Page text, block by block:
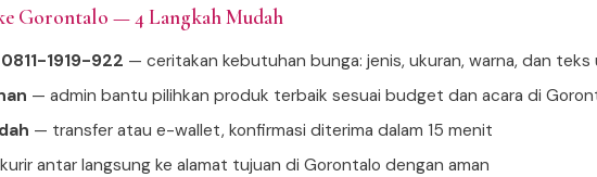
Gorontalo — 4 Langkah Mudah
1919-922 — ceritakan kebutuhan bunga: jenis, ukuran, warna, dan teks
— admin bantu pilihkan produk terbaik sesuai budget dan acara di
— transfer atau e-wallet, konfirmasi diterima dalam 15 menit
antar langsung ke alamat tujuan di Gorontalo dengan aman